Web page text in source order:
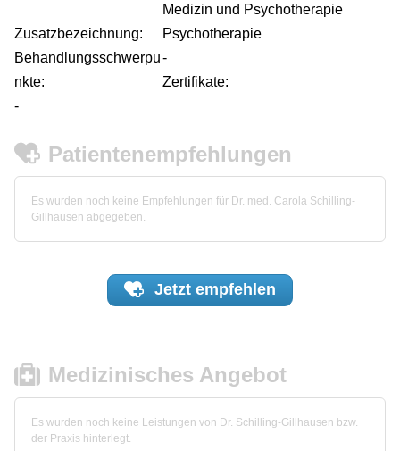
Medizin und Psychotherapie
Zusatzbezeichnung:
Psychotherapie
Behandlungsschwerpu
nkte:
-
Zertifikate:
-
Patientenempfehlungen
Es wurden noch keine Empfehlungen für Dr. med. Carola Schilling-
Gillhausen abgegeben.
Jetzt empfehlen
Medizinisches Angebot
Es wurden noch keine Leistungen von Dr. Schilling-Gillhausen bzw.
der Praxis hinterlegt.